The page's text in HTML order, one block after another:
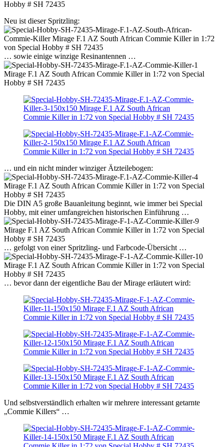
Neu ist dieser Spritzling:
… sowie einige winzige Resinantennen …
… und ein nicht minder winziger Ätzteilebogen:
Die DIN A5 große Bauanleitung beginnt, wie immer bei Special
Hobby, mit einer umfangreichen historischen Einführung …
… gefolgt von einer Spritzling- und Farbcode-Übersicht …
… bevor dann der eigentliche Bau der Mirage erläutert wird:
Und selbstverständlich erhalten wir mehrere interessant getarnte
„Commie Killers“ …